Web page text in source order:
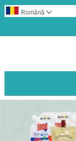
Română 